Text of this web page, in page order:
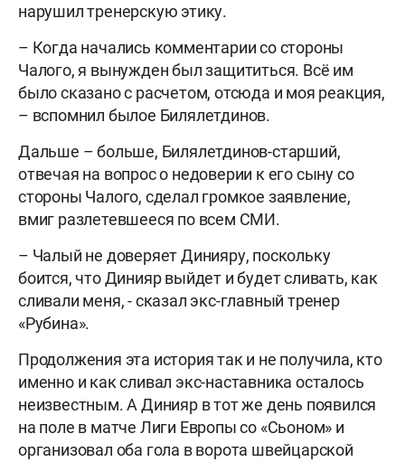
нарушил тренерскую этику.
– Когда начались комментарии со стороны
Чалого, я вынужден был защититься. Всё им
было сказано с расчетом, отсюда и моя реакция,
– вспомнил былое Билялетдинов.
Дальше – больше, Билялетдинов-старший,
отвечая на вопрос о недоверии к его сыну со
стороны Чалого, сделал громкое заявление,
вмиг разлетевшееся по всем СМИ.
– Чалый не доверяет Динияру, поскольку
боится, что Динияр выйдет и будет сливать, как
сливали меня, - сказал экс-главный тренер
«Рубина».
Продолжения эта история так и не получила, кто
именно и как сливал экс-наставника осталось
неизвестным. А Динияр в тот же день появился
на поле в матче Лиги Европы со «Сьоном» и
организовал оба гола в ворота швейцарской